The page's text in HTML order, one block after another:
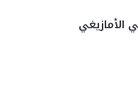
الأمازيغي